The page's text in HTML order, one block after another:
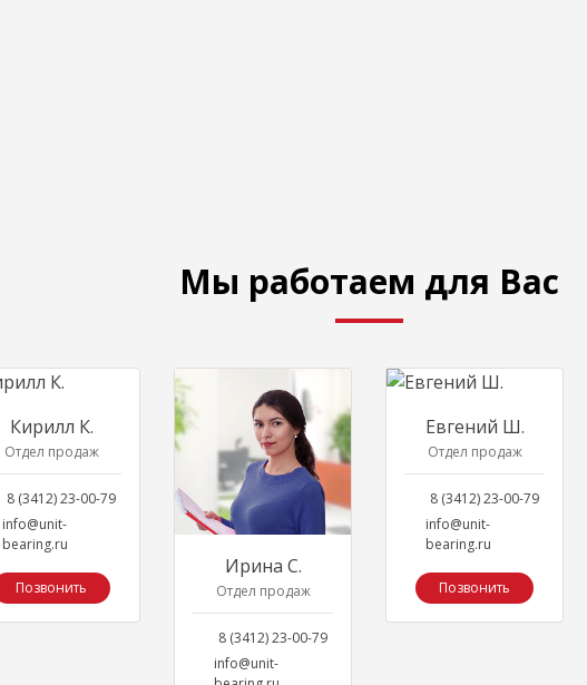
Мы работаем для Вас
Кирилл К.
Отдел продаж
8 (3412) 23-00-79
info@unit-
bearing.ru
Позвонить
Ирина С.
Отдел продаж
8 (3412) 23-00-79
info@unit-
Евгений Ш.
Отдел продаж
8 (3412) 23-00-79
info@unit-
bearing.ru
Позвонить